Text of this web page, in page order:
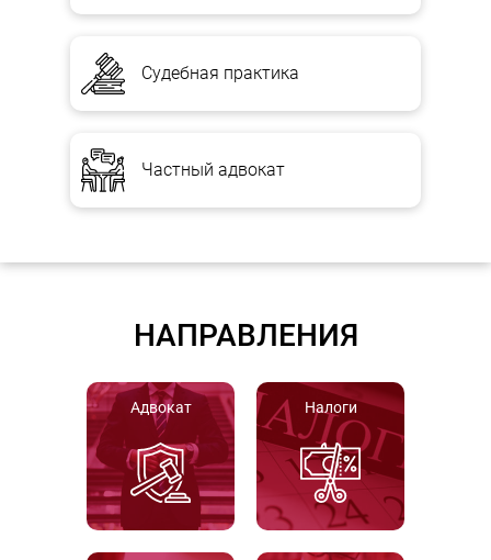
Судебная практика
Частный адвокат
НАПРАВЛЕНИЯ
Адвокат Налоги